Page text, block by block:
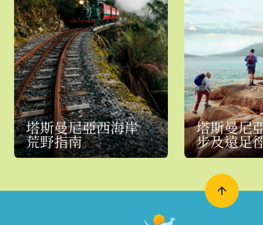
塔斯曼尼亞西海岸
荒野指南
塔斯曼尼
步及遠足